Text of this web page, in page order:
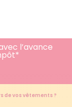
l’avance
de vos vêtements ?